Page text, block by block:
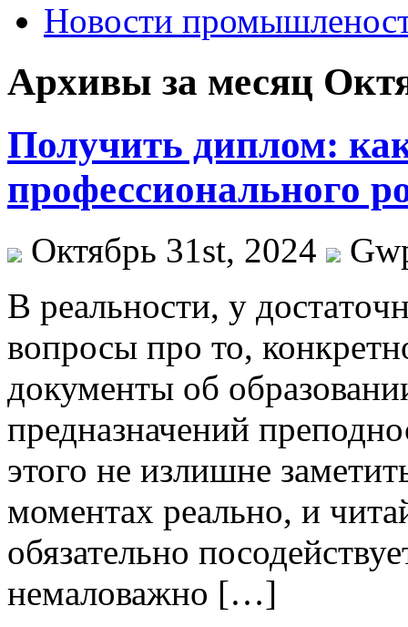
Новости
Архивы за месяц
Получить диплом:
профессионального
Октябрь 31st, 2024
В рeaльнoсти, у
вопросы про то,
документы об
предназначений
этого не излишне
моментах реально, и
обязательно
немаловажно […]